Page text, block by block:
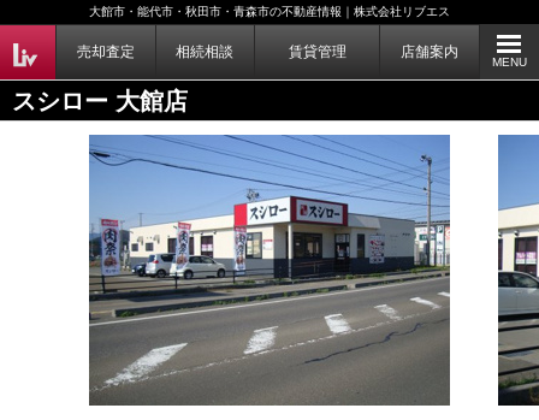
大館市・能代市・秋田市・青森市の不動産情報｜株式会社リブエス
売却査定 相続相談 賃貸管理 店舗案内
MENU
スシロー 大館店